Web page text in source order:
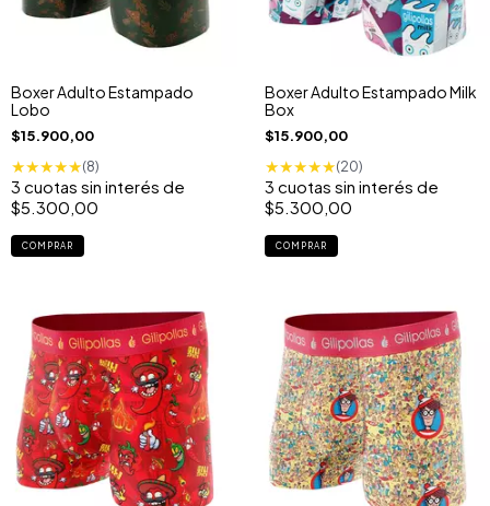
Boxer Adulto Estampado
Lobo
$15.900,00
★★★★★(8)
3 cuotas sin interés de
$5.300,00
COMPRAR
Boxer Adulto Estampado Milk
Box
$15.900,00
★★★★★(20)
3 cuotas sin interés de
$5.300,00
COMPRAR